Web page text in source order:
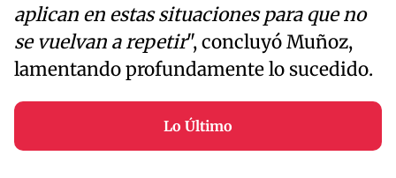
aplican en estas situaciones para que no
se vuelvan a repetir", concluyó Muñoz,
lamentando profundamente lo sucedido.
Lo Último